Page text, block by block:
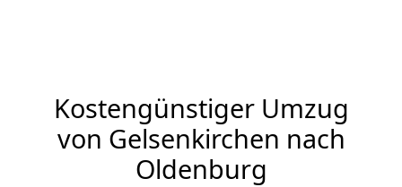
Kostengünstiger Umzug
von Gelsenkirchen nach
Oldenburg